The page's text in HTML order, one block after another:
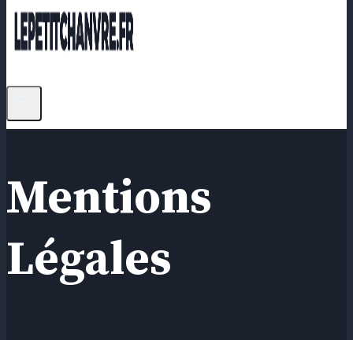
Mentions
Légales